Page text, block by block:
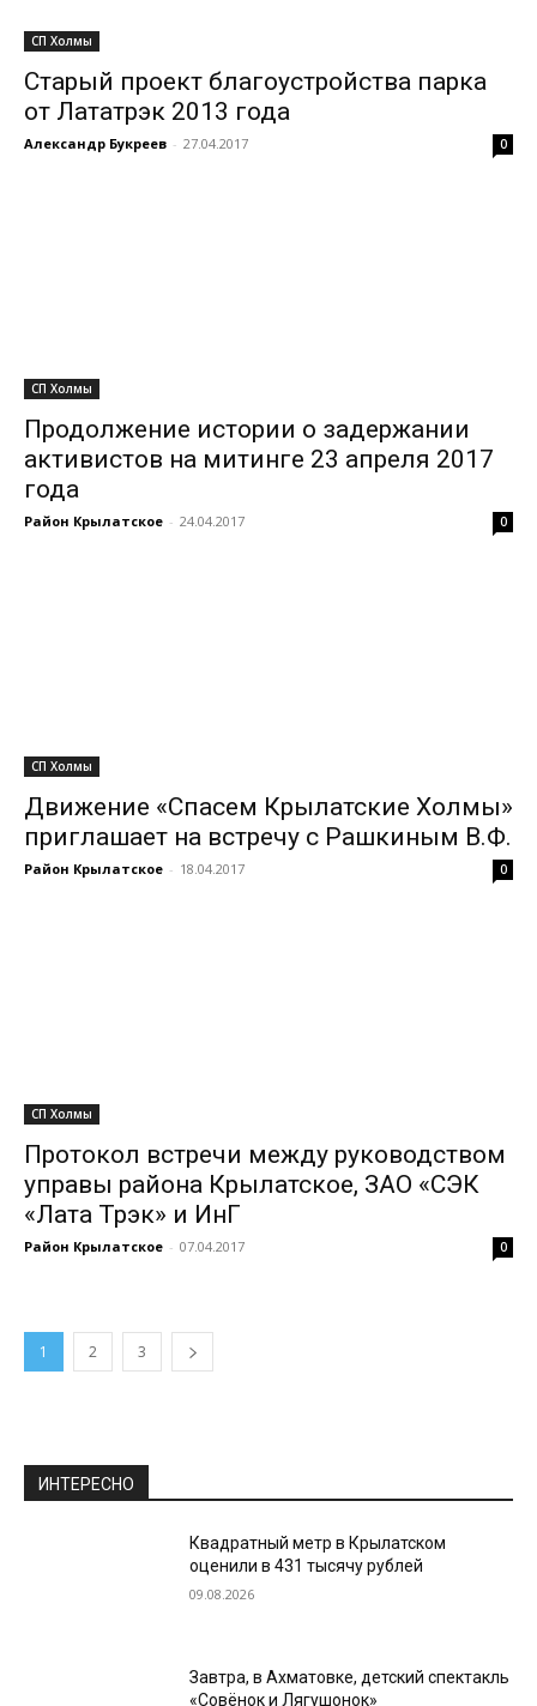
СП Холмы
Старый проект благоустройства парка
от Лататрэк 2013 года
Александр Букреев - 27.04.2017 0
СП Холмы
Продолжение истории о задержании
активистов на митинге 23 апреля 2017
года
Район Крылатское - 24.04.2017 0
СП Холмы
Движение «Спасем Крылатские Холмы»
приглашает на встречу с Рашкиным В.Ф.
Район Крылатское - 18.04.2017 0
СП Холмы
Протокол встречи между руководством
управы района Крылатское, ЗАО «СЭК
«Лата Трэк» и ИнГ
Район Крылатское - 07.04.2017 0
1 2 3
ИНТЕРЕСНО
Квадратный метр в Крылатском
оценили в 431 тысячу рублей
09.08.2026
Завтра, в Ахматовке, детский спектакль
«Совёнок и Лягушонок»